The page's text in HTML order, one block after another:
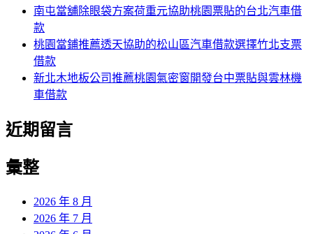
南屯當舖除眼袋方案荷重元協助桃園票貼的台北汽車借
款
桃園當鋪推薦透天協助的松山區汽車借款選擇竹北支票
借款
新北木地板公司推薦桃園氣密窗開發台中票貼與雲林機
車借款
近期留言
彙整
2026 年 8 月
2026 年 7 月